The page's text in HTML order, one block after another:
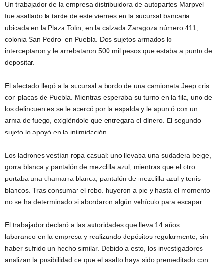
Un trabajador de la empresa distribuidora de autopartes Marpvel
fue asaltado la tarde de este viernes en la sucursal bancaria
ubicada en la Plaza Tolín, en la calzada Zaragoza número 411,
colonia San Pedro, en Puebla. Dos sujetos armados lo
interceptaron y le arrebataron 500 mil pesos que estaba a punto de
depositar.
El afectado llegó a la sucursal a bordo de una camioneta Jeep gris
con placas de Puebla. Mientras esperaba su turno en la fila, uno de
los delincuentes se le acercó por la espalda y le apuntó con un
arma de fuego, exigiéndole que entregara el dinero. El segundo
sujeto lo apoyó en la intimidación.
Los ladrones vestían ropa casual: uno llevaba una sudadera beige,
gorra blanca y pantalón de mezclilla azul, mientras que el otro
portaba una chamarra blanca, pantalón de mezclilla azul y tenis
blancos. Tras consumar el robo, huyeron a pie y hasta el momento
no se ha determinado si abordaron algún vehículo para escapar.
El trabajador declaró a las autoridades que lleva 14 años
laborando en la empresa y realizando depósitos regularmente, sin
haber sufrido un hecho similar. Debido a esto, los investigadores
analizan la posibilidad de que el asalto haya sido premeditado con